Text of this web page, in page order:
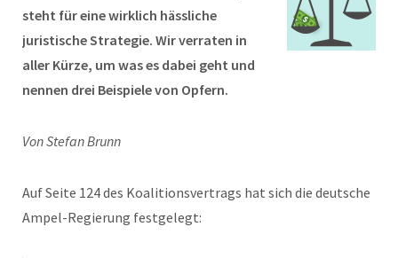
steht für eine wirklich hässliche
juristische Strategie. Wir verraten in
aller Kürze, um was es dabei geht und
nennen drei Beispiele von Opfern.
Von Stefan Brunn
Auf Seite 124 des Koalitionsvertrags hat sich die deutsche
Ampel-Regierung festgelegt: